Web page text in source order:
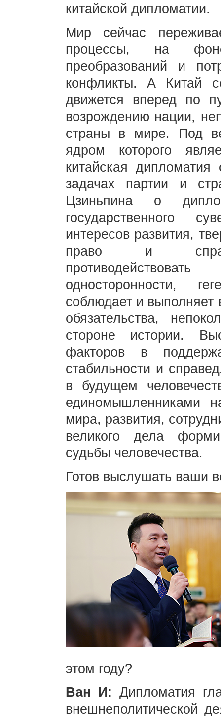
китайской дипломатии.
Мир сейчас
процессы, на
преобразований и
конфликты. А Китай
движется вперед по
возрождению нации,
страны в мире. Под
ядром которого
китайская дипломатия
задачах партии и
Цзиньпина о
государственного
интересов развития,
право и
односторонности,
соблюдает и
обязательства,
стороне истории.
факторов в
стабильности и
в будущем
единомышленниками
мира, развития,
великого дела
судьбы человечества.
Готов выслушать ваши
этом году?
Ван И: Дипломатия
внешнеполитической